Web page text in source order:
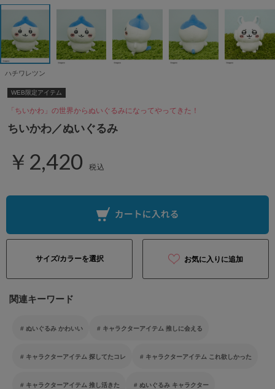
ハチワレツン
WEB限定アイテム
「ちいかわ」の世界からぬいぐるみになってやってきた！
ちいかわ／ぬいぐるみ
￥2,420 税込
サイズ/カラーを選択 お気に入りに追加
関連キーワード
ぬいぐるみ かわいい キャラクターアイテム 推しに会える
キャラクターアイテム 探してたコレ キャラクターアイテム これ欲しかった
キャラクターアイテム 推し活きた ぬいぐるみ キャラクター